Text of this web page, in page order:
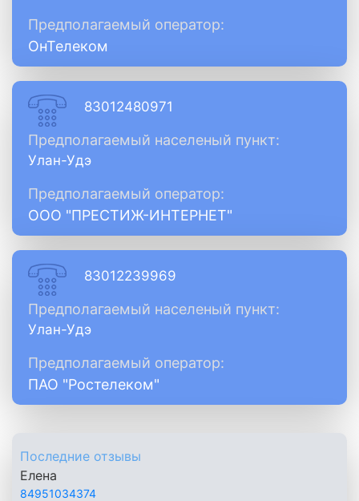
Предполагаемый оператор:
ОнТелеком
83012480971
Предполагаемый населеный пункт:
Улан-Удэ
Предполагаемый оператор:
ООО "ПРЕСТИЖ-ИНТЕРНЕТ"
83012239969
Предполагаемый населеный пункт:
Улан-Удэ
Предполагаемый оператор:
ПАО "Ростелеком"
Последние отзывы
Елена
84951034374